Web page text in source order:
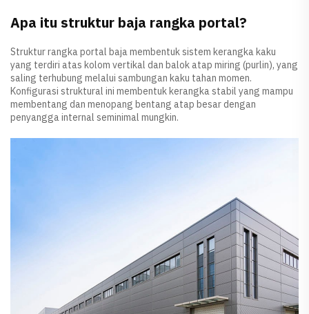
Apa itu struktur baja rangka portal?
Struktur rangka portal baja membentuk sistem kerangka kaku
yang terdiri atas kolom vertikal dan balok atap miring (purlin), yang
saling terhubung melalui sambungan kaku tahan momen.
Konfigurasi struktural ini membentuk kerangka stabil yang mampu
membentang dan menopang bentang atap besar dengan
penyangga internal seminimal mungkin.